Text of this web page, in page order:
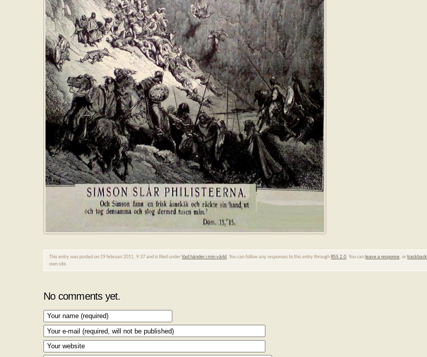
This entry was posted on 19 februari 2011, 9:37 and is filed underVad händer i min värld. You can follow any responses to this entry through RSS 2.0. You can leave a response, ortrackback
own site.
No comments yet.